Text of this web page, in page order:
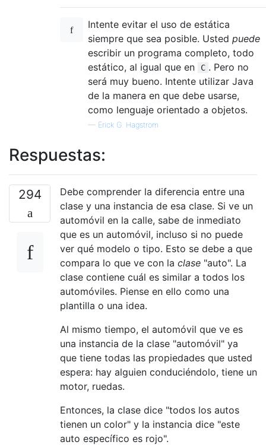
Intente evitar el uso de estática
siempre que sea posible. Usted puede
escribir un programa completo, todo
estático, al igual que en
C . Pero no
será muy bueno. Intente utilizar Java
de la manera en que debe usarse,
como lenguaje orientado a objetos.
— Erick G. Hagstrom
Respuestas:
294
Debe comprender la diferencia entre una
clase y una instancia de esa clase. Si ve un
automóvil en la calle, sabe de inmediato
que es un automóvil, incluso si no puede
ver qué modelo o tipo. Esto se debe a que
compara lo que ve con la clase "auto". La
clase contiene cuál es similar a todos los
automóviles. Piense en ello como una
plantilla o una idea.
Al mismo tiempo, el automóvil que ve es
una instancia de la clase "automóvil" ya
que tiene todas las propiedades que usted
espera: hay alguien conduciéndolo, tiene un
motor, ruedas.
Entonces, la clase dice "todos los autos
tienen un color" y la instancia dice "este
auto específico es rojo".